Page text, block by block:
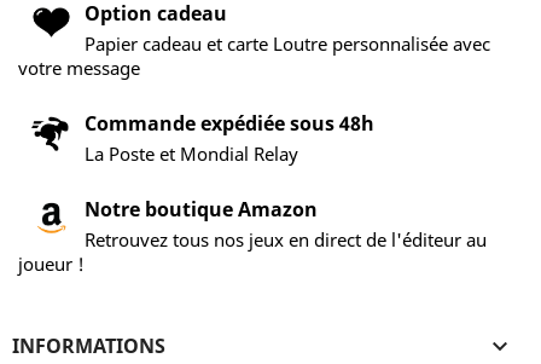
Option cadeau
Papier cadeau et carte Loutre personnalisée avec
votre message
Commande expédiée sous 48h
La Poste et Mondial Relay
Notre boutique Amazon
Retrouvez tous nos jeux en direct de l'éditeur au
joueur !
INFORMATIONS 